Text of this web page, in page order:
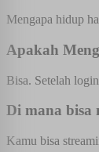
Mengapa hidup
Apakah
Bisa. Setelah
Di mana bisa
Kamu bisa